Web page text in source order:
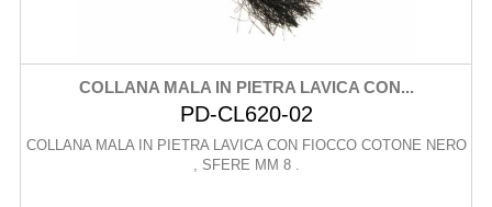
COLLANA MALA IN PIETRA LAVICA CON...
PD-CL620-02
COLLANA MALA IN PIETRA LAVICA CON FIOCCO COTONE NERO
, SFERE MM 8 .